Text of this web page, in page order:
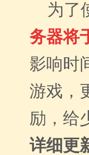
为了
务器将
影响时
游戏，
励，给
详细更